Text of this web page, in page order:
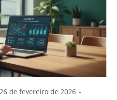
26 de fevereiro de 2026